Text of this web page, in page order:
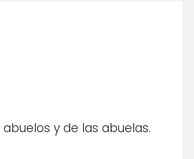
y de las abuelas.